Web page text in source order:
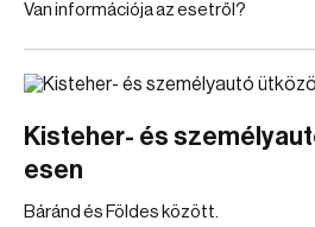
Van információja az esetről?
Kisteher- és
esen
Báránd és Földes között.